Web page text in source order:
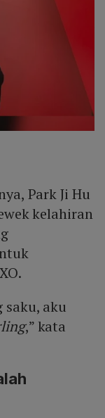
Park Ji Hu
kelahiran
saku, aku
,” kata